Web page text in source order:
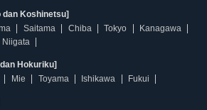
dan Koshinetsu]
Saitama Chiba Tokyo
Kanagawa
Niigata
Hokuriku]
Mie Toyama Ishikawa Fukui